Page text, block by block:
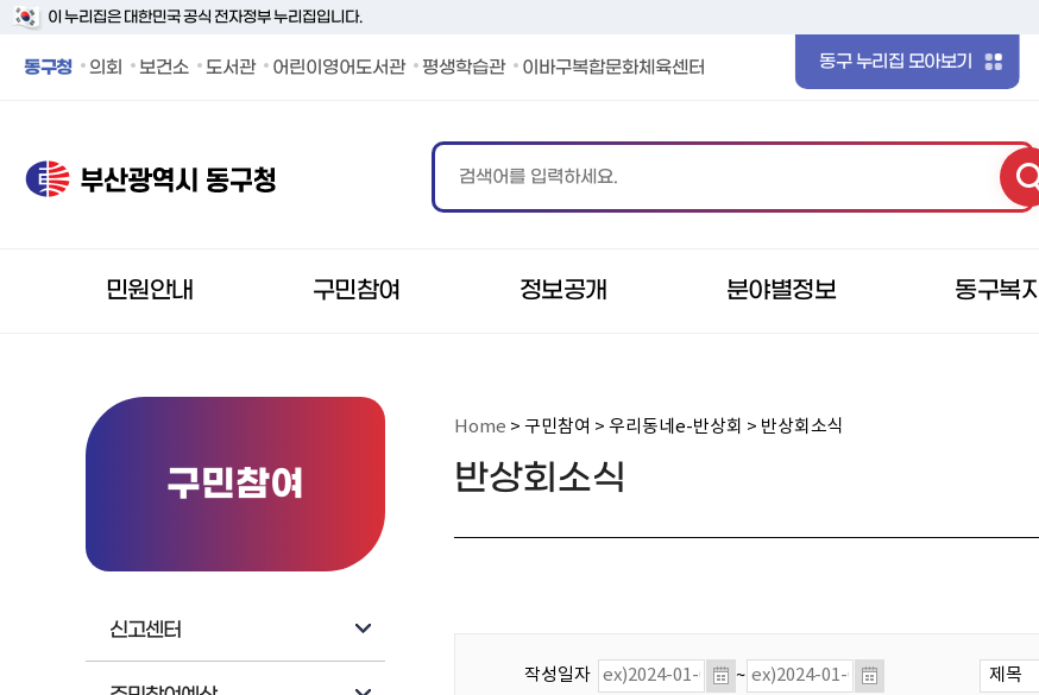
이 누리집은 대한민국 공식 전자정부 누리집입니다.
동구청 의회 보건소 도서관 어린이영어도서관 평생학습관 이바구복합문화체육센터 동구 누리집 모아보기
동구청 페이스북 바로가기
동구청 인스타그램 바로가기
동구청 블로그 바로가기
동구청 카카오 바로가기
동구청 유튜브 바로가기
민원안내 구민참여 정보공개 분야별정보 동구복지
구민참여
신고센터
Home > 구민참여 > 우리동네e-반상회 > 반상회소식
반상회소식
작성일자 ~